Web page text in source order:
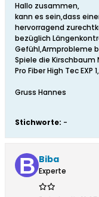
Hallo zusammen,
kann es sein,dass
hervorragend
bezüglich
Gefühl,Armprobleme
Spiele die Kirschbaum
Pro Fiber High Tec
Gruss Hannes
Stichworte: -
Biba
Experte